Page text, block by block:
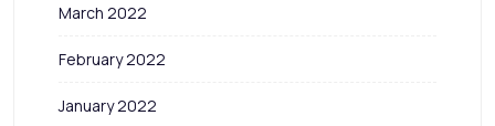
March 2022
February 2022
January 2022